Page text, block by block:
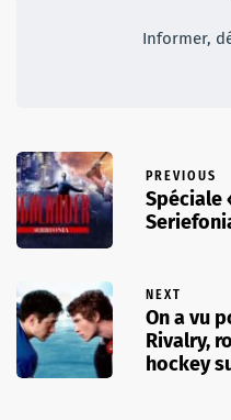
Informer,
PREVIOUS
Spéciale
NEXT
On a vu
Rivalry,
hockey